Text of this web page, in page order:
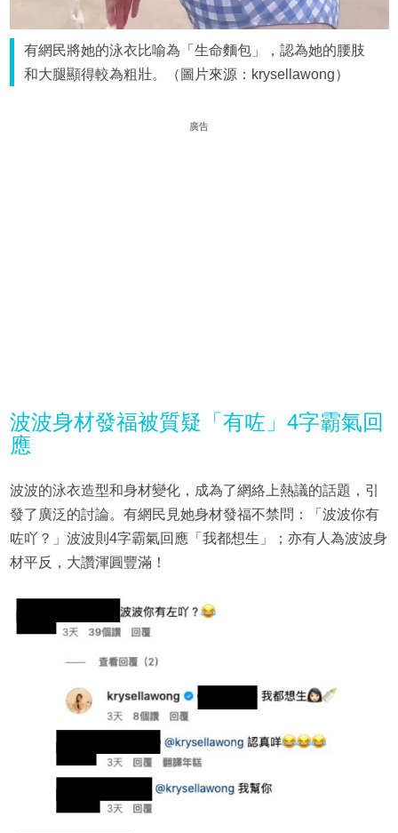
有網民將她的泳衣比喻為「生命麵包」，認為她的腰肢
和大腿顯得較為粗壯。（圖片來源：krysellawong）
廣告
波波身材發福被質疑「有咗」4字霸氣回
應
波波的泳衣造型和身材變化，成為了網絡上熱議的話題，引
發了廣泛的討論。有網民見她身材發福不禁問：「波波你有
咗吖？」波波則4字霸氣回應「我都想生」；亦有人為波波身
材平反，大讚渾圓豐滿！